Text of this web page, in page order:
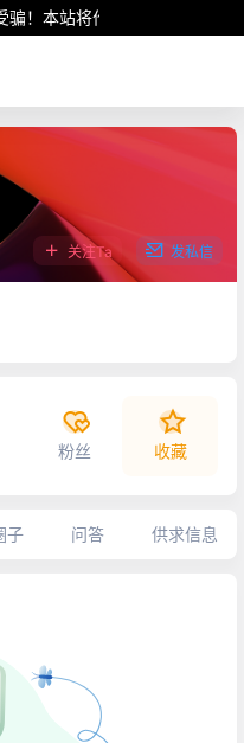
骗！本站将作为行业资讯共享
关注Ta 发私信
粉丝 收藏
子 问答 供求信息